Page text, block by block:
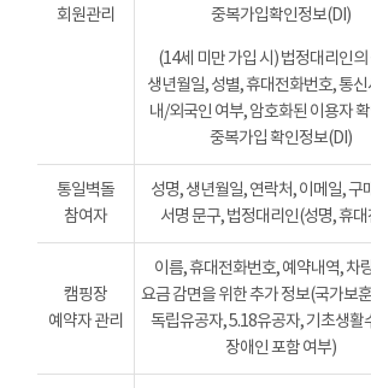
회원관리
중복가입확인정보(DI)
(14세 미만 가입 시) 법정대리인의
생년월일, 성별, 휴대전화번호, 통
내/외국인 여부, 암호화된 이용자
중복가입 확인정보(DI)
통일벽돌
참여자
성명, 생년월일, 연락처, 이메일, 구
서명 문구, 법정대리인(성명, 휴
캠핑장
예약자 관리
이름, 휴대전화번호, 예약내역, 차
요금 감면을 위한 추가 정보(국가보
독립유공자, 5.18유공자, 기초생활
장애인 포함 여부)